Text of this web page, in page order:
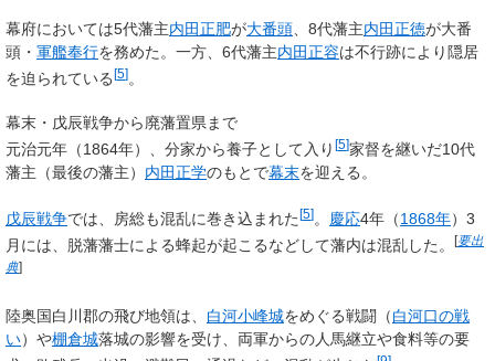
幕府においては5代藩主内田正肥が大番頭 、8代藩主内田正徳が大番
頭・ 軍艦奉行を務めた。一方、6代藩主内田正容は不行跡により隠居
を迫られている [5] 。
幕末・戊辰戦争から廃藩置県まで
元治元年（1864年）、分家から養子として入り [5]家督を継いだ10代
藩主（最後の藩主） 内田正学のもとで幕末を迎える。
戊辰戦争では、房総も混乱に巻き込まれた [5]。 慶応4年（1868年）3
月には、脱藩藩士による蜂起が起こるなどして藩内は混乱した。
[要出
典]
陸奥国白川郡の飛び地領は、 白河小峰城をめぐる戦闘（白河口の戦
い）や棚倉城落城の影響を受け、両軍からの人馬継立や食料等の要